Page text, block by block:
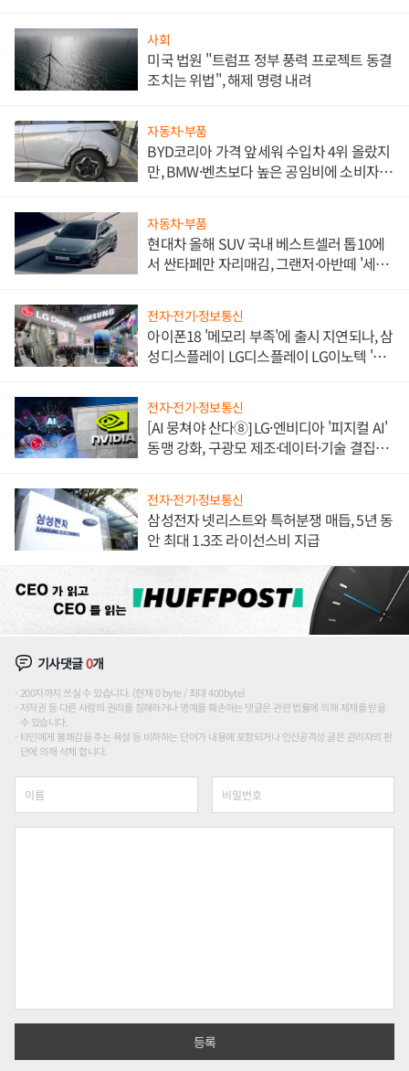
사회
미국 법원 "트럼프 정부 풍력 프로젝트 동결
조치는 위법", 해제 명령 내려
자동차·부품
BYD코리아 가격 앞세워 수입차 4위 올랐지
만, BMW·벤츠보다 높은 공임비에 소비자
자동차·부품
현대차 올해 SUV 국내 베스트셀러 톱10에
서 싼타페만 자리매김, 그랜저·아반떼 '세단
전자·전기·정보통신
아이폰18 '메모리 부족'에 출시 지연되나, 삼
성디스플레이 LG디스플레이 LG이노텍 '탈
전자·전기·정보통신
[AI 뭉쳐야 산다⑧] LG·엔비디아 '피지컬 AI'
동맹 강화, 구광모 제조·데이터·기술 결집
전자·전기·정보통신
삼성전자 넷리스트와 특허분쟁 매듭, 5년 동
안 최대 1.3조 라이선스비 지급
기사댓글0개
200자까지 쓰실 수 있습니다. (현재 0 byte / 최대 400byte)
저작권 등 다른 사람의 권리를 침해하거나 명예를 훼손하는 댓글은 관련 법률에 의해 제재를 받을
수 있습니다.
타인에게 불쾌감을 주는 욕설 등 비하하는 단어가 내용에 포함되거나 인신공격성 글은 관리자의 판
단에 의해 삭제 합니다.